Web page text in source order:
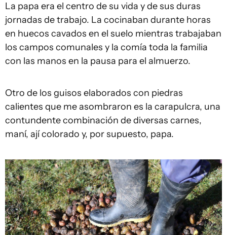
La papa era el centro de su vida y de sus duras
jornadas de trabajo. La cocinaban durante horas
en huecos cavados en el suelo mientras trabajaban
los campos comunales y la comía toda la familia
con las manos en la pausa para el almuerzo.
Otro de los guisos elaborados con piedras
calientes que me asombraron es la carapulcra, una
contundente combinación de diversas carnes,
maní, ají colorado y, por supuesto, papa.